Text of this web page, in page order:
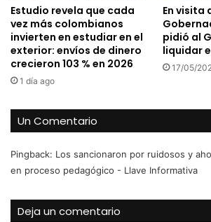
Estudio revela que cada
vez más colombianos
invierten en estudiar en el
exterior: envíos de dinero
crecieron 103 % en 2026
1 día ago
En visita
pidió al
liquidar
17/05/
Un Comentario
Pingback: Los sancionaron por ruidosos y
en proceso pedagógico - Llave Informativa
Deja un comentario